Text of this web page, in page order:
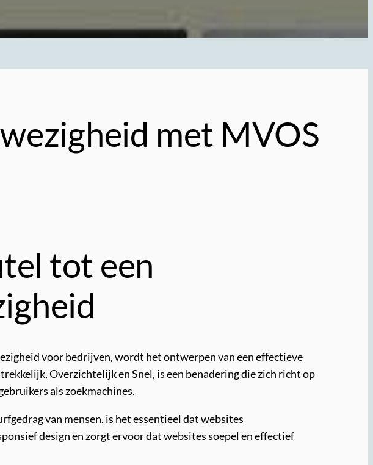
met MVOS
tot een
voor bedrijven, wordt het ontwerpen van een effectieve
Overzichtelijk en Snel, is een benadering die zich richt op
als zoekmachines.
van mensen, is het essentieel dat websites
design en zorgt ervoor dat websites soepel en effectief